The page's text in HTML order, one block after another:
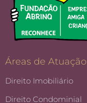
Áreas de Atuação
Direito Imobiliário
Direito Condominial